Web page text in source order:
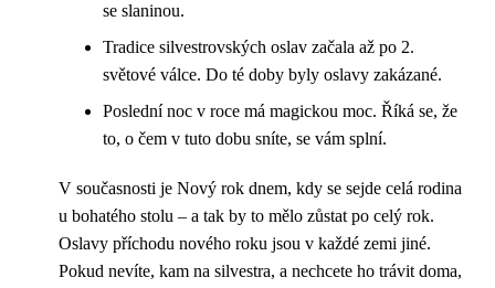
se slaninou.
Tradice silvestrovských oslav začala až po 2.
světové válce. Do té doby byly oslavy zakázané.
Poslední noc v roce má magickou moc. Říká se, že
to, o čem v tuto dobu sníte, se vám splní.
V současnosti je Nový rok dnem, kdy se sejde celá rodina
u bohatého stolu – a tak by to mělo zůstat po celý rok.
Oslavy příchodu nového roku jsou v každé zemi jiné.
Pokud nevíte, kam na silvestra, a nechcete ho trávit doma,